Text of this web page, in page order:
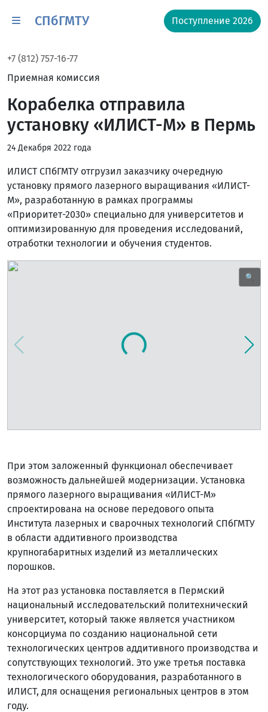
СПбГМТУ Поступление 2026
+7 (812) 757-16-77
Приемная комиссия
Корабелка отправила
установку «ИЛИСТ-М» в Пермь
24 Декабря 2022 года
ИЛИСТ СПбГМТУ отгрузил заказчику очередную
установку прямого лазерного выращивания «ИЛИСТ-
М», разработанную в рамках программы
«Приоритет-2030» специально для университетов и
оптимизированную для проведения исследований,
отработки технологии и обучения студентов.
🔍
При этом заложенный функционал обеспечивает
возможность дальнейшей модернизации. Установка
прямого лазерного выращивания «ИЛИСТ-M»
спроектирована на основе передового опыта
Института лазерных и сварочных технологий СПбГМТУ
в области аддитивного производства
крупногабаритных изделий из металлических
порошков.
На этот раз установка поставляется в Пермский
национальный исследовательский политехнический
университет, который также является участником
консорциума по созданию национальной сети
технологических центров аддитивного производства и
сопутствующих технологий. Это уже третья поставка
технологического оборудования, разработанного в
ИЛИСТ, для оснащения региональных центров в этом
году.